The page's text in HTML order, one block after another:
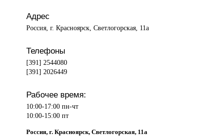
Адрес
Россия, г. Красноярск, Светлогорская, 11а
Телефоны
[391] 2544080
[391] 2026449
Рабочее время:
10:00-17:00 пн-чт
10:00-15:00 пт
Россия, г. Красноярск, Светлогорская, 11а